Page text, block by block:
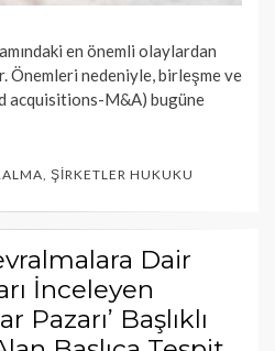
en önemli olaylardan
Önemleri nedeniyle, birleşme ve
acquisitions-M&A) bugüne
, ŞIRKETLER HUKUKU
Dair
İnceleyen
Pazarı’ Başlıklı